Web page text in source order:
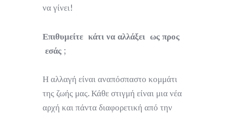
να γίνει!
Επιθυμείτε κάτι να αλλάξει ως προς
εσάς ;
Η αλλαγή είναι αναπόσπαστο κομμάτι
της ζωής μας. Κάθε στιγμή είναι μια νέα
αρχή και πάντα διαφορετική από την